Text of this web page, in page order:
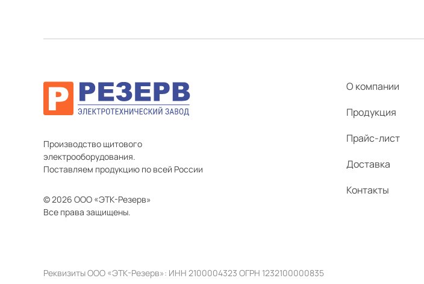
Производство щитового
электрооборудования.
Поставляем продукцию по всей России
© 2026 ООО «ЭТК-Резерв»
Все права защищены.
О компании
Продукция
Прайс-лист
Доставка
Контакты
Реквизиты ООО «ЭТК-Резерв»: ИНН 2100004323 ОГРН 1232100000835